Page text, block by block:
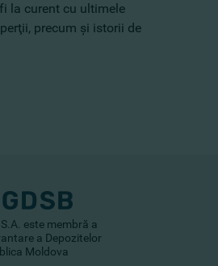
la curent cu ultimele
precum şi istorii de
este membră a
a Depozitelor
Moldova